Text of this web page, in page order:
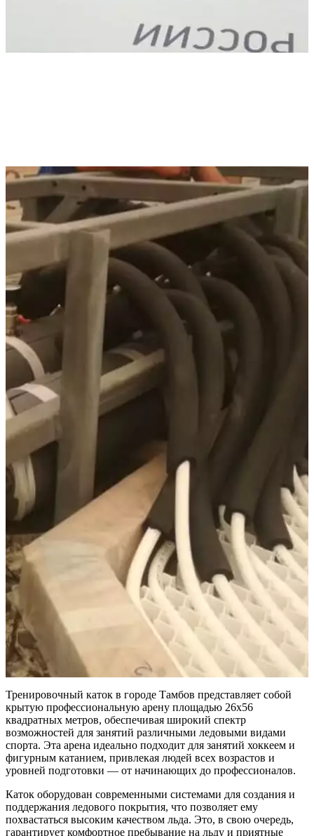
Тренировочный каток в городе Тамбов представляет собой
крытую профессиональную арену площадью 26x56
квадратных метров, обеспечивая широкий спектр
возможностей для занятий различными ледовыми видами
спорта. Эта арена идеально подходит для занятий хоккеем и
фигурным катанием, привлекая людей всех возрастов и
уровней подготовки — от начинающих до профессионалов.
Каток оборудован современными системами для создания и
поддержания ледового покрытия, что позволяет ему
похвастаться высоким качеством льда. Это, в свою очередь,
гарантирует комфортное пребывание на льду и приятные